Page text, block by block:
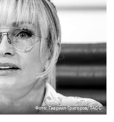
Фото: Гавриил Григоров/ТАСС